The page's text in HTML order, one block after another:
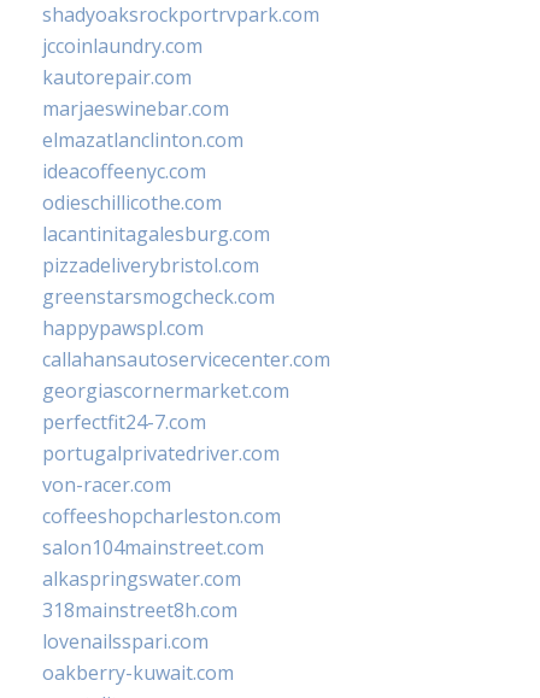
shadyoaksrockportrvpark.com
jccoinlaundry.com
kautorepair.com
marjaeswinebar.com
elmazatlanclinton.com
ideacoffeenyc.com
odieschillicothe.com
lacantinitagalesburg.com
pizzadeliverybristol.com
greenstarsmogcheck.com
happypawspl.com
callahansautoservicecenter.com
georgiascornermarket.com
perfectfit24-7.com
portugalprivatedriver.com
von-racer.com
coffeeshopcharleston.com
salon104mainstreet.com
alkaspringswater.com
318mainstreet8h.com
lovenailsspari.com
oakberry-kuwait.com